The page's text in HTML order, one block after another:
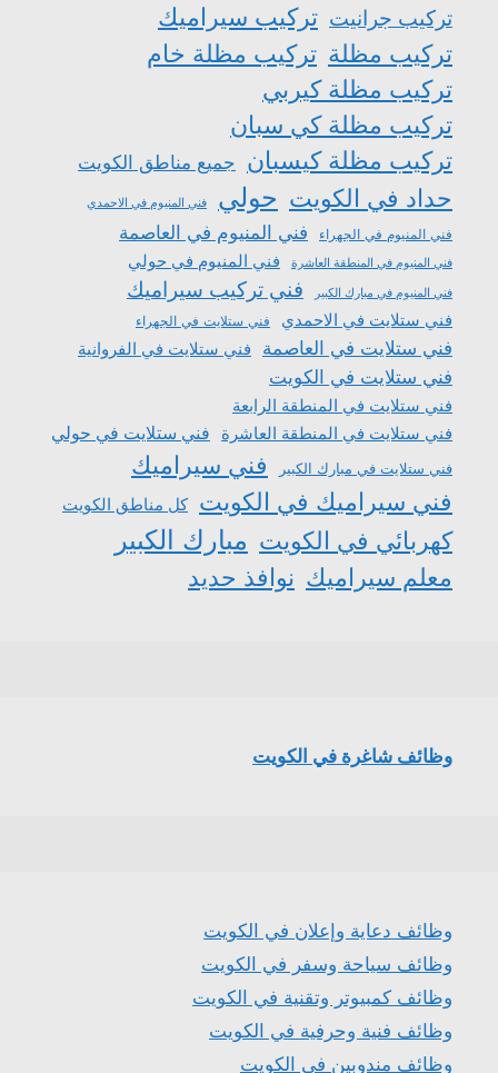
تركيب جرانيت تركيب سيراميك
تركيب مظلة تركيب مظلة خام
تركيب مظلة كيربي
تركيب مظلة كي سبان
تركيب مظلة كيسبان جميع مناطق الكويت
حداد في الكويت حولي فني المنيوم في الاحمدي
فني المنيوم في الجهراء فني المنيوم في العاصمة
فني المنيوم في المنطقة العاشرة فني المنيوم في حولي
فني المنيوم في مبارك الكبير فني تركيب سيراميك
فني ستلايت في الاحمدي فني ستلايت في الجهراء
فني ستلايت في العاصمة فني ستلايت في الفروانية
فني ستلايت في الكويت
فني ستلايت في المنطقة الرابعة
فني ستلايت في المنطقة العاشرة فني ستلايت في حولي
فني ستلايت في مبارك الكبير
فني سيراميك
فني سيراميك في الكويت
كل مناطق الكويت
كهربائي في الكويت مبارك الكبير
معلم سيراميك نوافذ حديد
وظائف شاغرة في الكويت
وظائف دعاية وإعلان في الكويت
وظائف سياحة وسفر في الكويت
وظائف كمبيوتر وتقنية في الكويت
وظائف فنية وحرفية في الكويت
وظائف مندوبين في الكويت